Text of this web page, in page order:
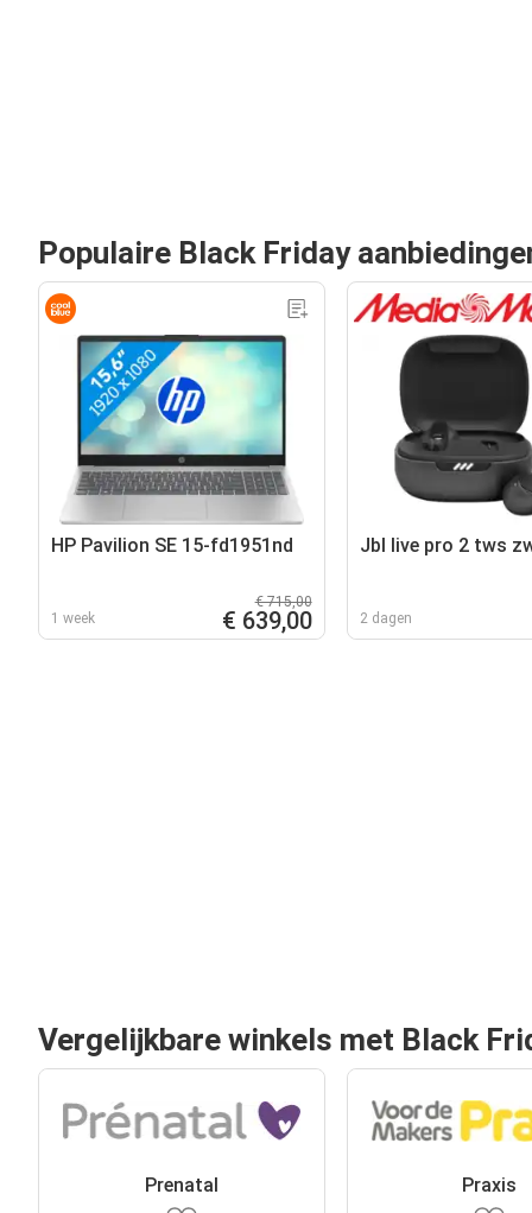
Populaire Black Friday
HP Pavilion SE 15-fd1951nd
1 week
€ 715,00
€ 639,00
Jbl live pro 2 tws
2 dagen
Vergelijkbare winkels met Black
Prenatal Praxis